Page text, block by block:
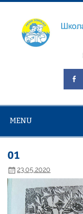
Skip
MENU
01
23.05.2020